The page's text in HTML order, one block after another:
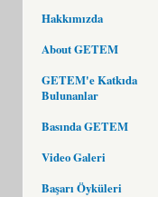
Hakkımızda
About GETEM
GETEM'e Katkıda
Bulunanlar
Basında GETEM
Video Galeri
Başarı Öyküleri